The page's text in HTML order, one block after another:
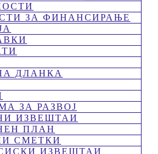
ЗА ФИНАНСИРАЊЕ
ДЛАНКА
ЗА РАЗВОЈ
ИЗВЕШТАИ
ПЛАН
СМЕТКИ
ИЗВЕШТАИ